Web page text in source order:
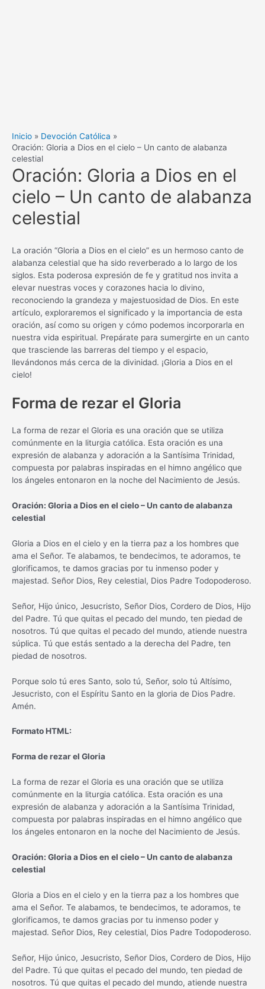
Inicio
Devoción Católica
Oración: Gloria a Dios en el cielo – Un canto de alabanza
celestial
Oración: Gloria a Dios en el
cielo – Un canto de alabanza
celestial
La oración “Gloria a Dios en el cielo” es un hermoso canto de
alabanza celestial que ha sido reverberado a lo largo de los
siglos. Esta poderosa expresión de fe y gratitud nos invita a
elevar nuestras voces y corazones hacia lo divino,
reconociendo la grandeza y majestuosidad de Dios. En este
artículo, exploraremos el significado y la importancia de esta
oración, así como su origen y cómo podemos incorporarla en
nuestra vida espiritual. Prepárate para sumergirte en un canto
que trasciende las barreras del tiempo y el espacio,
llevándonos más cerca de la divinidad. ¡Gloria a Dios en el
cielo!
Forma de rezar el Gloria
La forma de rezar el Gloria es una oración que se utiliza
comúnmente en la liturgia católica. Esta oración es una
expresión de alabanza y adoración a la Santísima Trinidad,
compuesta por palabras inspiradas en el himno angélico que
los ángeles entonaron en la noche del Nacimiento de Jesús.
Oración: Gloria a Dios en el cielo – Un canto de alabanza
celestial
Gloria a Dios en el cielo y en la tierra paz a los hombres que
ama el Señor. Te alabamos, te bendecimos, te adoramos, te
glorificamos, te damos gracias por tu inmenso poder y
majestad. Señor Dios, Rey celestial, Dios Padre Todopoderoso.
Señor, Hijo único, Jesucristo, Señor Dios, Cordero de Dios, Hijo
del Padre. Tú que quitas el pecado del mundo, ten piedad de
nosotros. Tú que quitas el pecado del mundo, atiende nuestra
súplica. Tú que estás sentado a la derecha del Padre, ten
piedad de nosotros.
Porque solo tú eres Santo, solo tú, Señor, solo tú Altísimo,
Jesucristo, con el Espíritu Santo en la gloria de Dios Padre.
Amén.
Formato HTML:
Forma de rezar el Gloria
La forma de rezar el Gloria es una oración que se utiliza
comúnmente en la liturgia católica. Esta oración es una
expresión de alabanza y adoración a la Santísima Trinidad,
compuesta por palabras inspiradas en el himno angélico que
los ángeles entonaron en la noche del Nacimiento de Jesús.
Oración: Gloria a Dios en el cielo – Un canto de alabanza
celestial
Gloria a Dios en el cielo y en la tierra paz a los hombres que
ama el Señor. Te alabamos, te bendecimos, te adoramos, te
glorificamos, te damos gracias por tu inmenso poder y
majestad. Señor Dios, Rey celestial, Dios Padre Todopoderoso.
Señor, Hijo único, Jesucristo, Señor Dios, Cordero de Dios, Hijo
del Padre. Tú que quitas el pecado del mundo, ten piedad de
nosotros. Tú que quitas el pecado del mundo, atiende nuestra